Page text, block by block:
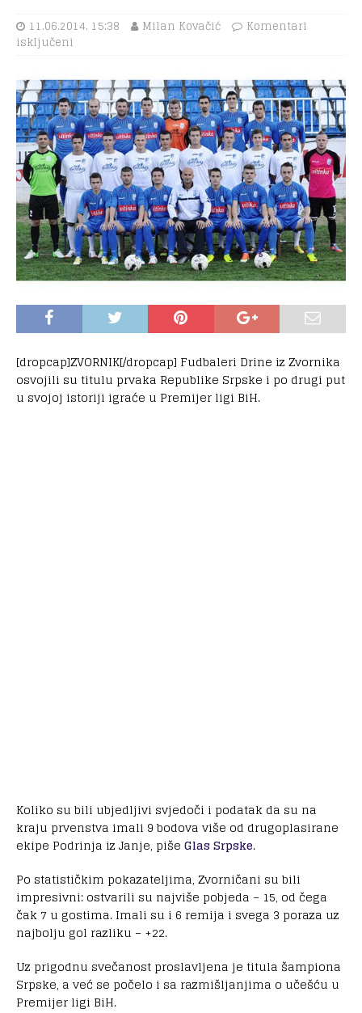
11.06.2014. 15:38 Milan Kovačić
Komentari
isključeni
[dropcap]ZVORNIK[/dropcap] Fudbaleri Drine iz Zvornika
osvojili su titulu prvaka Republike Srpske i po drugi put
u svojoj istoriji igraće u Premijer ligi BiH.
Koliko su bili ubjedljivi svjedoči i podatak da su na
kraju prvenstva imali 9 bodova više od drugoplasirane
ekipe Podrinja iz Janje, piše Glas Srpske.
Po statističkim pokazateljima, Zvorničani su bili
impresivni: ostvarili su najviše pobjeda – 15, od čega
čak 7 u gostima. Imali su i 6 remija i svega 3 poraza uz
najbolju gol razliku – +22.
Uz prigodnu svečanost proslavljena je titula šampiona
Srpske, a već se počelo i sa razmišljanjima o učešću u
Premijer ligi BiH.